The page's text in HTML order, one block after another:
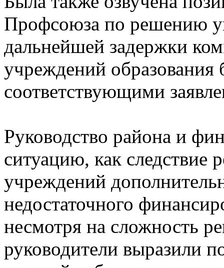
Профсоюза по решению
дальнейшей задержки
учреждений
соответствующими
Руководство района и
ситуацию, как следствие
учреждений
недостаточного
несмотря на сложность
руководители выразили